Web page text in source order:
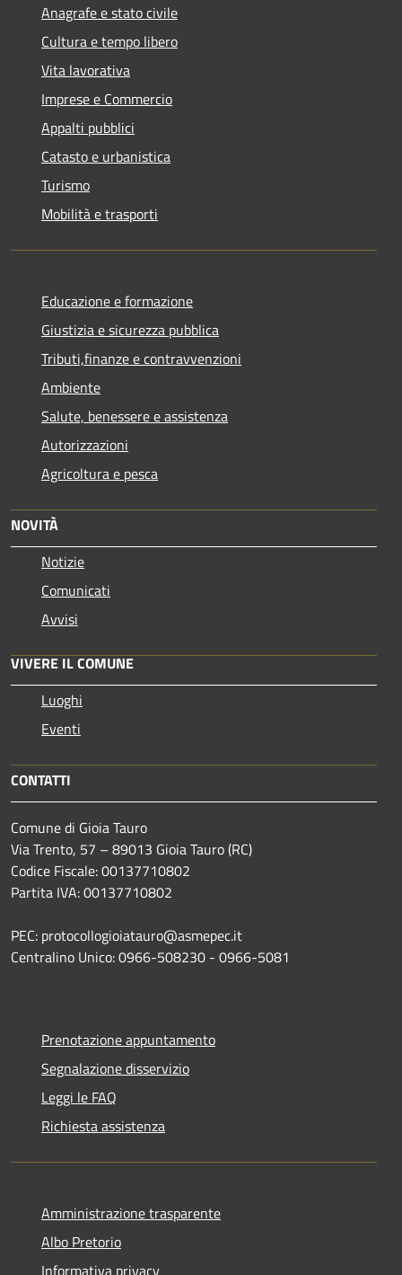
Anagrafe e stato civile
Cultura e tempo libero
Vita lavorativa
Imprese e Commercio
Appalti pubblici
Catasto e urbanistica
Turismo
Mobilità e trasporti
Educazione e formazione
Giustizia e sicurezza pubblica
Tributi,finanze e contravvenzioni
Ambiente
Salute, benessere e assistenza
Autorizzazioni
Agricoltura e pesca
NOVITÀ
Notizie
Comunicati
Avvisi
VIVERE IL COMUNE
Luoghi
Eventi
CONTATTI
Comune di Gioia Tauro
Via Trento, 57 – 89013 Gioia Tauro (RC)
Codice Fiscale: 00137710802
Partita IVA: 00137710802
PEC: protocollogioiatauro@asmepec.it
Centralino Unico: 0966-508230 - 0966-5081
Prenotazione appuntamento
Segnalazione disservizio
Leggi le FAQ
Richiesta assistenza
Amministrazione trasparente
Albo Pretorio
Informativa privacy